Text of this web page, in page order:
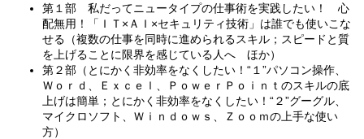
第１部 私だってニュータイプの仕事術を実践したい！ 心
配無用！「ＩＴ×ＡＩ×セキュリティ技術」は誰でも使いこな
せる（複数の仕事を同時に進められるスキル；スピードと質
を上げることに限界を感じている人へ ほか）
第２部（とにかく非効率をなくしたい！“１”パソコン操作、
Ｗｏｒｄ、Ｅｘｃｅｌ、ＰｏｗｅｒＰｏｉｎｔのスキルの底
上げは簡単；とにかく非効率をなくしたい！“２”グーグル、
マイクロソフト、Ｗｉｎｄｏｗｓ、Ｚｏｏｍの上手な使い
方）